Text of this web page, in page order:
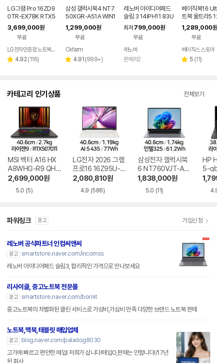
LG그램 Pro 16ZD9
0TR-EX7BK RTX5
050 32GB 디자인 노
트북
3,699,000원
무료
LG전자인증점 노트북랜드
별 4.92 리
(116)
삼성 갤럭시북4 NT7
50XGR-A51A WIN1
1 FPP(버젼UP설치)
업무용 학생용 사무용
노트북 문스톤그레이
1,299,000원
무료
페이
Ckfarm
별 4.91 리
(999+)
레노버 아이디어패드
슬림 3 14IPH11 83U
Q005LKR 8GB
최저 799,000원
무료
레노버
판매처2
베이직북16
트북 울트라5
12GB 윈도우
용 업무용 게이
1,289,000원
무료
베이직스 스토어
별 5 리
(11)
카테고리 인기상품 전체보기
MSI 벡터 A16 HX
A8WHG-R9 QHD
+
2,699,000원
5.0 (5)
LG전자 2026 그램
프로16 16Z95U-G
S5WK
2,080,810원
4.9 (586)
삼성전자 갤럭시북
6 NT760VJT-A51
A
1,838,000원
5.0 (11)
HP
5-
파워링크 광고 가입신청
레노버 공식파트너 인컴씨앤씨
광고 smartstore.naver.com/incomss
레노버 아이디어패드 슬림3, 합리적인 가격으로 만나보세요
리사이클, 중고노트북 전문몰
광고 smartstore.naver.com/bornit
중고노트북의 차별화된 클린 서비스로 가성비,가심비 만족 다양한 브랜드 노트북 판매
노트북,맥북,태블릿 매입업체
광고
blog.naver.com/paladog8030
고가에 빠르고 편안한 매입! 저희가 삽니다!매입O,판매는 안합니다!/17년
된 회사